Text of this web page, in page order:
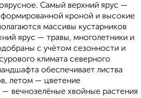
Самый верхний ярус —
кроной и высокие
массивы кустарников
ярус — травы, многолетники и
с учётом сезонности и
климата северного
обеспечивает листва
летом — цветение
вечнозелёные хвойные растения